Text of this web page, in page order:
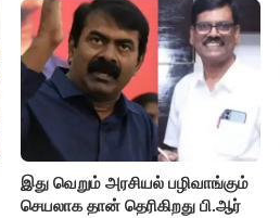
இது வெறும் அரசியல் பழிவாங்கும்
செயலாக தான் தெரிகிறது பி.ஆர்